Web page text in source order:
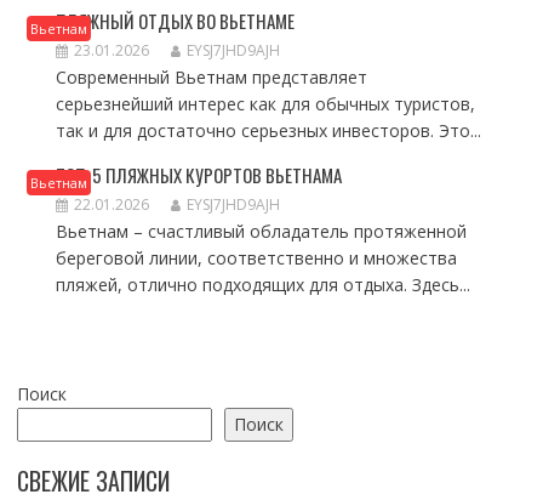
Вьетнам
ПЛЯЖНЫЙ ОТДЫХ ВО ВЬЕТНАМЕ
23.01.2026 EYSJ7JHD9AJH
Современный Вьетнам представляет
серьезнейший интерес как для обычных туристов,
так и для достаточно серьезных инвесторов. Это...
Вьетнам
ТОП-5 ПЛЯЖНЫХ КУРОРТОВ ВЬЕТНАМА
22.01.2026 EYSJ7JHD9AJH
Вьетнам – счастливый обладатель протяженной
береговой линии, соответственно и множества
пляжей, отлично подходящих для отдыха. Здесь...
Поиск
Поиск
СВЕЖИЕ ЗАПИСИ